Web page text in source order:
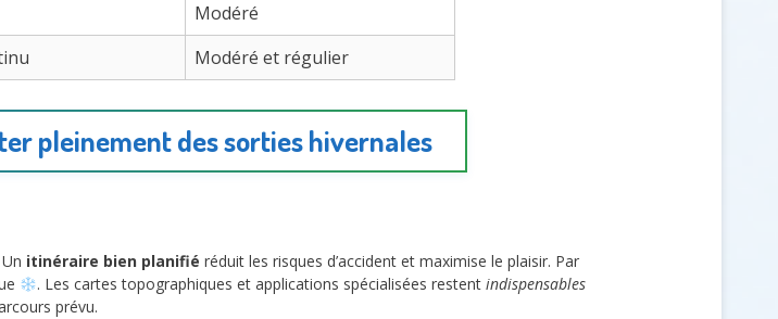
Modéré
Modéré et régulier
pleinement des sorties hivernales
itinéraire bien planifié réduit les risques d’accident et maximise le plaisir. Par
. Les cartes topographiques et applications spécialisées restent indispensables
prévu.